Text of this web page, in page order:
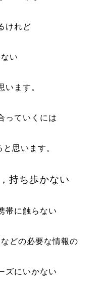
けれど
い
います。
っていくには
思います。
持ち歩かない
に触らない
どの必要な情報の
いかない